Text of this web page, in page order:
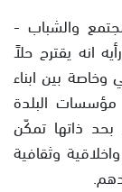
والشباب -
انه يقترح حلاً
بين ابناء
مؤسسات البلدة
بحد ذاتها تمكّن
وثقافية